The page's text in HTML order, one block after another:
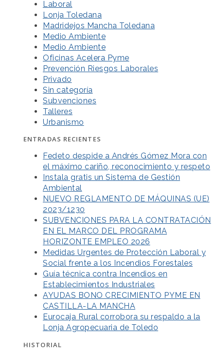
Laboral
Lonja Toledana
Madridejos Mancha Toledana
Medio Ambiente
Medio Ambiente
Oficinas Acelera Pyme
Prevención Riesgos Laborales
Privado
Sin categoría
Subvenciones
Talleres
Urbanismo
ENTRADAS RECIENTES
Fedeto despide a Andrés Gómez Mora con
el máximo cariño, reconocimiento y respeto
Instala gratis un Sistema de Gestión
Ambiental
NUEVO REGLAMENTO DE MÁQUINAS (UE)
2023/1230
SUBVENCIONES PARA LA CONTRATACIÓN
EN EL MARCO DEL PROGRAMA
HORIZONTE EMPLEO 2026
Medidas Urgentes de Protección Laboral y
Social frente a los Incendios Forestales
Guía técnica contra Incendios en
Establecimientos Industriales
AYUDAS BONO CRECIMIENTO PYME EN
CASTILLA-LA MANCHA
Eurocaja Rural corrobora su respaldo a la
Lonja Agropecuaria de Toledo
HISTORIAL